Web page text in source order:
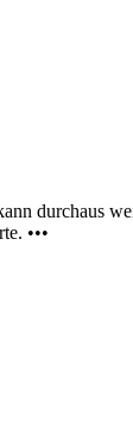
durchaus
•••